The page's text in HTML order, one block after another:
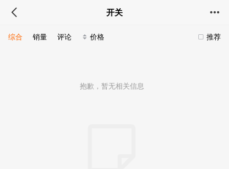
开关
推荐
综合 销量 评论 价格
抱歉，暂无相关信息